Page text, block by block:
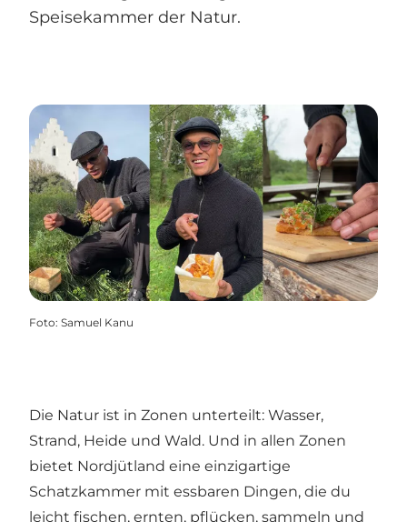
Speisekammer der Natur.
Foto: Samuel Kanu
Die Natur ist in Zonen unterteilt: Wasser,
Strand, Heide und Wald. Und in allen Zonen
bietet Nordjütland eine einzigartige
Schatzkammer mit essbaren Dingen, die du
leicht fischen, ernten, pflücken, sammeln und